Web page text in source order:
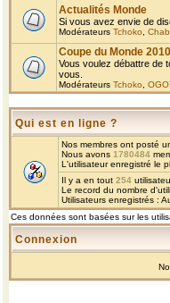
Actualités Monde
Si vous avez envie de
Modérateurs Tchoko
Coupe du Monde 2010
Vous voulez débattre de
vous.
Modérateurs Tchoko
Qui est en ligne ?
Nos membres ont posté
Nous avons 1780484
L'utilisateur enregistré le
Il y a en tout 254
Le record du nombre
Utilisateurs enregistrés :
Ces données sont basées sur les
Connexion